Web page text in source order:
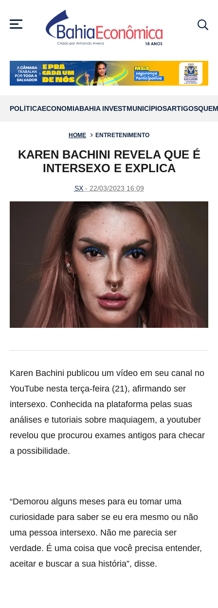
MENU
POLÍTICAECONOMIABAHIA INVESTMUNICÍPIOSARTIGOS
HOME ENTRETENIMENTO
KAREN BACHINI REVELA QUE É
INTERSEXO E EXPLICA
SX- 22/03/2023 16:09
Karen Bachini publicou um vídeo em seu canal no
YouTube nesta terça-feira (21), afirmando ser
intersexo. Conhecida na plataforma pelas suas
análises e tutoriais sobre maquiagem, a youtuber
revelou que procurou exames antigos para checar
a possibilidade.
“Demorou alguns meses para eu tomar uma
curiosidade para saber se eu era mesmo ou não
uma pessoa intersexo. Não me parecia ser
verdade. É uma coisa que você precisa entender,
aceitar e buscar a sua história”, disse.